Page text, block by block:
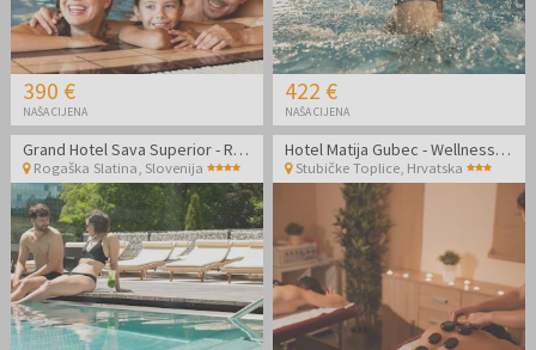
390 €
NAŠA CIJENA
422 €
NAŠA CIJENA
Grand Hotel Sava Superior - Romantično ljetno uživanje u Rogaškoj Slatini
Rogaška Slatina, Slovenija
Hotel Matija Gubec - Wellness odmor uz masažu za par u Termama Stubaki tijekom tjedna
Stubičke Toplice, Hrvatska